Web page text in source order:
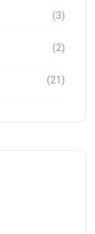
(3)
(2)
(21)